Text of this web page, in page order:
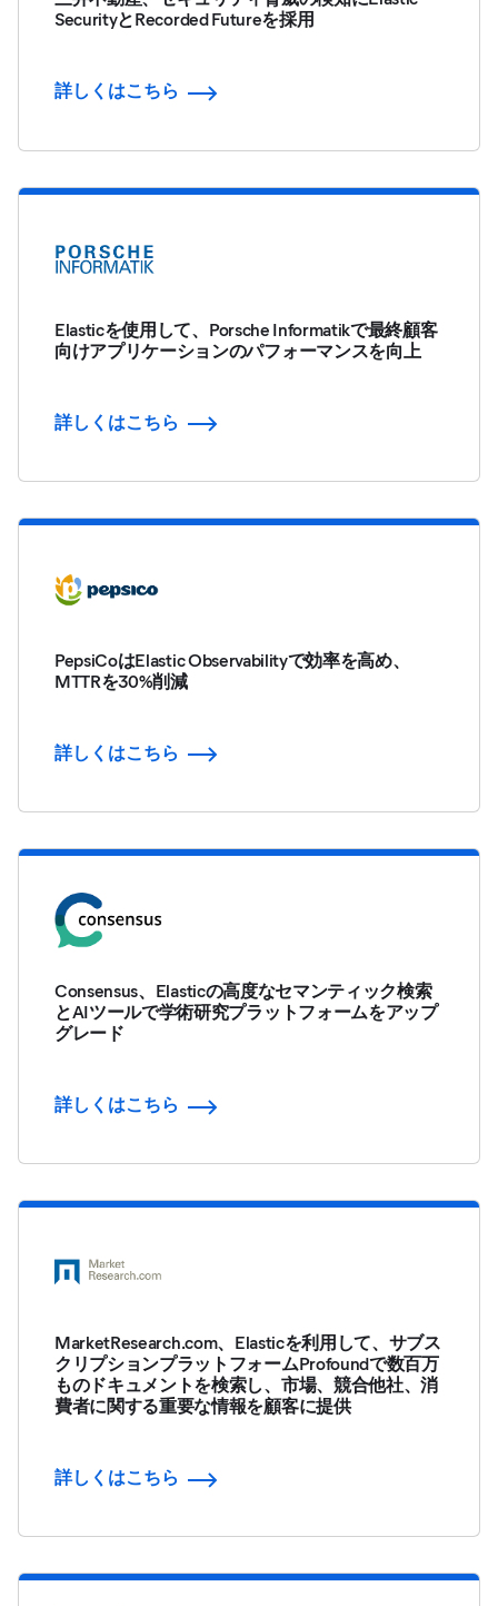
SecurityとRecorded Futureを採用
詳しくはこちら
Elasticを使用して、Porsche Informatikで最終顧客
向けアプリケーションのパフォーマンスを向上
詳しくはこちら
PepsiCoはElastic Observabilityで効率を高め、
MTTRを30%削減
詳しくはこちら
Consensus、Elasticの高度なセマンティック検索
とAIツールで学術研究プラットフォームをアップ
グレード
詳しくはこちら
MarketResearch.com、Elasticを利用して、サブス
クリプションプラットフォームProfoundで数百万
ものドキュメントを検索し、市場、競合他社、消
費者に関する重要な情報を顧客に提供
詳しくはこちら